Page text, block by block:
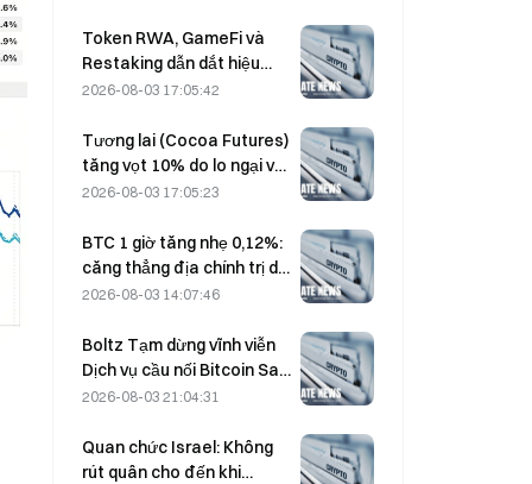
có nguy cơ bị ảnh hưởng
tới 27% thị phần
Token RWA, GameFi và
Restaking dẫn dắt hiệu
suất thị trường trong
2026-08-03 17:05:42
Tương lai (Cocoa Futures)
tăng vọt 10% do lo ngại về
Cung, hướng tới mức 6.000
2026-08-03 17:05:23
BTC 1 giờ tăng nhẹ 0,12%:
căng thẳng địa chính trị dịu
lại và tâm lý vĩ mô đồng
ngắn hạn
2026-08-03 14:07:46
Boltz Tạm dừng vĩnh viễn
Dịch vụ cầu nối Bitcoin Sau
các cuộc tấn công được
2026-08-03 21:04:31
Quan chức Israel: Không
rút quân cho đến khi